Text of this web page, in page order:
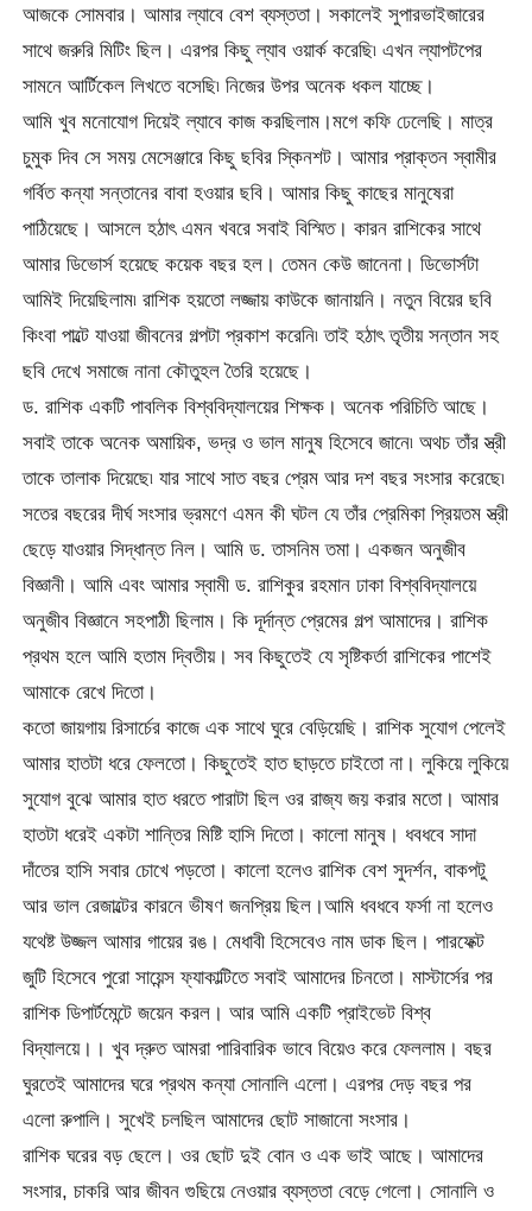
আজকে সোমবার। আমার ল্যাবে বেশ ব্যস্ততা। সকালেই সুপারভাইজারের
সাথে জরুরি মিটিং ছিল। এরপর কিছু ল্যাব ওয়ার্ক করেছি৷ এখন ল্যাপটপের
সামনে আর্টিকেল লিখতে বসেছি৷ নিজের উপর অনেক ধকল যাচ্ছে।
আমি খুব মনোযোগ দিয়েই ল্যাবে কাজ করছিলাম।মগে কফি ঢেলেছি। মাত্র
চুমুক দিব সে সময় মেসেঞ্জারে কিছু ছবির স্কিনশট। আমার প্রাক্তন স্বামীর
গর্বিত কন্যা সন্তানের বাবা হওয়ার ছবি। আমার কিছু কাছের মানুষেরা
পাঠিয়েছে। আসলে হঠাৎ এমন খবরে সবাই বিস্মিত। কারন রাশিকের সাথে
আমার ডিভোর্স হয়েছে কয়েক বছর হল। তেমন কেউ জানেনা। ডিভোর্সটা
আমিই দিয়েছিলাম৷ রাশিক হয়তো লজ্জায় কাউকে জানায়নি। নতুন বিয়ের ছবি
কিংবা পাল্টে যাওয়া জীবনের গল্পটা প্রকাশ করেনি৷ তাই হঠাৎ তৃতীয় সন্তান সহ
ছবি দেখে সমাজে নানা কৌতুহল তৈরি হয়েছে।
ড. রাশিক একটি পাবলিক বিশ্ববিদ্যালয়ের শিক্ষক। অনেক পরিচিতি আছে।
সবাই তাকে অনেক অমায়িক, ভদ্র ও ভাল মানুষ হিসেবে জানে৷ অথচ তাঁর স্ত্রী
তাকে তালাক দিয়েছে৷ যার সাথে সাত বছর প্রেম আর দশ বছর সংসার করেছে৷
সতের বছরের দীর্ঘ সংসার ভ্রমণে এমন কী ঘটল যে তাঁর প্রেমিকা প্রিয়তম স্ত্রী
ছেড়ে যাওয়ার সিদ্ধান্ত নিল। আমি ড. তাসনিম তমা। একজন অনুজীব
বিজ্ঞানী। আমি এবং আমার স্বামী ড. রাশিকুর রহমান ঢাকা বিশ্ববিদ্যালয়ে
অনুজীব বিজ্ঞানে সহপাঠী ছিলাম। কি দূর্দান্ত প্রেমের গল্প আমাদের। রাশিক
প্রথম হলে আমি হতাম দ্বিতীয়। সব কিছুতেই যে সৃষ্টিকর্তা রাশিকের পাশেই
আমাকে রেখে দিতো।
কতো জায়গায় রিসার্চের কাজে এক সাথে ঘুরে বেড়িয়েছি। রাশিক সুযোগ পেলেই
আমার হাতটা ধরে ফেলতো। কিছুতেই হাত ছাড়তে চাইতো না। লুকিয়ে লুকিয়ে
সুযোগ বুঝে আমার হাত ধরতে পারাটা ছিল ওর রাজ্য জয় করার মতো। আমার
হাতটা ধরেই একটা শান্তির মিষ্টি হাসি দিতো। কালো মানুষ। ধবধবে সাদা
দাঁতের হাসি সবার চোখে পড়তো। কালো হলেও রাশিক বেশ সুদর্শন, বাকপটু
আর ভাল রেজাল্টের কারনে ভীষণ জনপ্রিয় ছিল।আমি ধবধবে ফর্সা না হলেও
যথেষ্ট উজ্জল আমার গায়ের রঙ। মেধাবী হিসেবেও নাম ডাক ছিল। পারফেক্ট
জুটি হিসেবে পুরো সায়েন্স ফ্যাকাল্টিতে সবাই আমাদের চিনতো। মাস্টার্সের পর
রাশিক ডিপার্টমেন্টে জয়েন করল। আর আমি একটি প্রাইভেট বিশ্ব
বিদ্যালয়ে।। খুব দ্রুত আমরা পারিবারিক ভাবে বিয়েও করে ফেললাম। বছর
ঘুরতেই আমাদের ঘরে প্রথম কন্যা সোনালি এলো। এরপর দেড় বছর পর
এলো রুপালি। সুখেই চলছিল আমাদের ছোট সাজানো সংসার।
রাশিক ঘরের বড় ছেলে। ওর ছোট দুই বোন ও এক ভাই আছে। আমাদের
সংসার, চাকরি আর জীবন গুছিয়ে নেওয়ার ব্যস্ততা বেড়ে গেলো। সোনালি ও